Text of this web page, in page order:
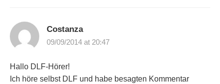
Costanza
09/09/2014 at 20:47
Hallo DLF-Hörer!
Ich höre selbst DLF und habe besagten Kommentar